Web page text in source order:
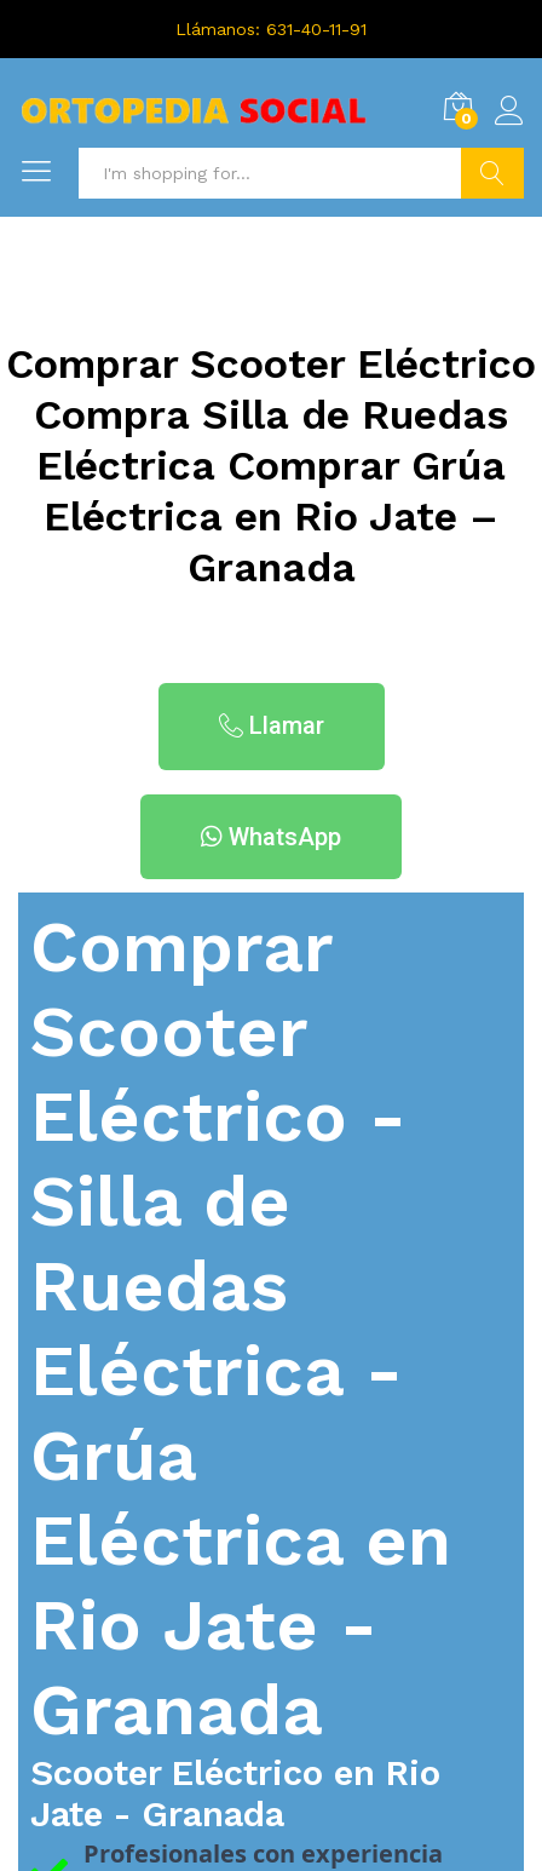
Llámanos: 631-40-11-91
0
Comprar Scooter Eléctrico
Compra Silla de Ruedas
Eléctrica Comprar Grúa
Eléctrica en Rio Jate –
Granada
Llamar
WhatsApp
Comprar
Scooter
Eléctrico -
Silla de
Ruedas
Eléctrica -
Grúa
Eléctrica en
Rio Jate -
Granada
Scooter Eléctrico en Rio
Jate - Granada
Profesionales con experiencia